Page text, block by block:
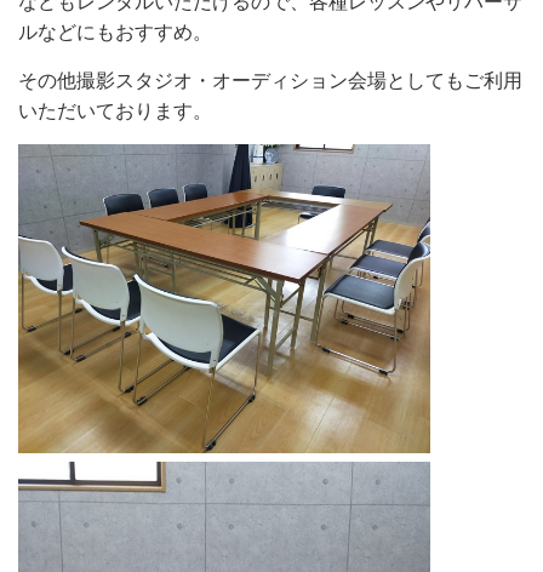
ルなどにもおすすめ。
その他撮影スタジオ・オーディション会場としてもご利用
いただいております。